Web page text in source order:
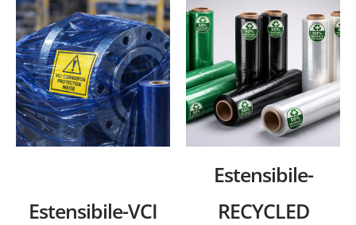
Estensibile-VCI
Estensibile-
RECYCLED